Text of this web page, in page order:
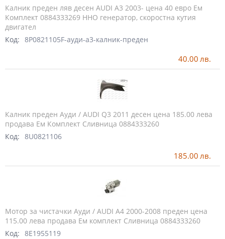
Калник преден ляв десен AUDI A3 2003- цена 40 евро Ем
Комплект 0884333269 HHO генератор, скоростна кутия
двигател
Код: 8P0821105F-ауди-а3-калник-преден
40.00 лв.
Калник преден Ауди / AUDI Q3 2011 десен цена 185.00 лева
продава Ем Комплект Сливница 0884333260
Код: 8U0821106
185.00 лв.
Мотор за чистачки Ауди / AUDI A4 2000-2008 преден цена
115.00 лева продава Ем комплект Сливница 0884333260
Код: 8E1955119